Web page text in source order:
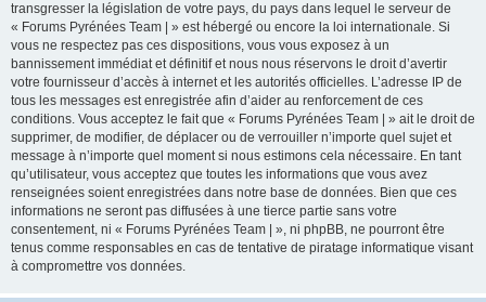
transgresser la législation de votre pays, du pays dans lequel le serveur de
« Forums Pyrénées Team | » est hébergé ou encore la loi internationale. Si
vous ne respectez pas ces dispositions, vous vous exposez à un
bannissement immédiat et définitif et nous nous réservons le droit d’avertir
votre fournisseur d’accès à internet et les autorités officielles. L’adresse IP de
tous les messages est enregistrée afin d’aider au renforcement de ces
conditions. Vous acceptez le fait que « Forums Pyrénées Team | » ait le droit de
supprimer, de modifier, de déplacer ou de verrouiller n’importe quel sujet et
message à n’importe quel moment si nous estimons cela nécessaire. En tant
qu’utilisateur, vous acceptez que toutes les informations que vous avez
renseignées soient enregistrées dans notre base de données. Bien que ces
informations ne seront pas diffusées à une tierce partie sans votre
consentement, ni « Forums Pyrénées Team | », ni phpBB, ne pourront être
tenus comme responsables en cas de tentative de piratage informatique visant
à compromettre vos données.